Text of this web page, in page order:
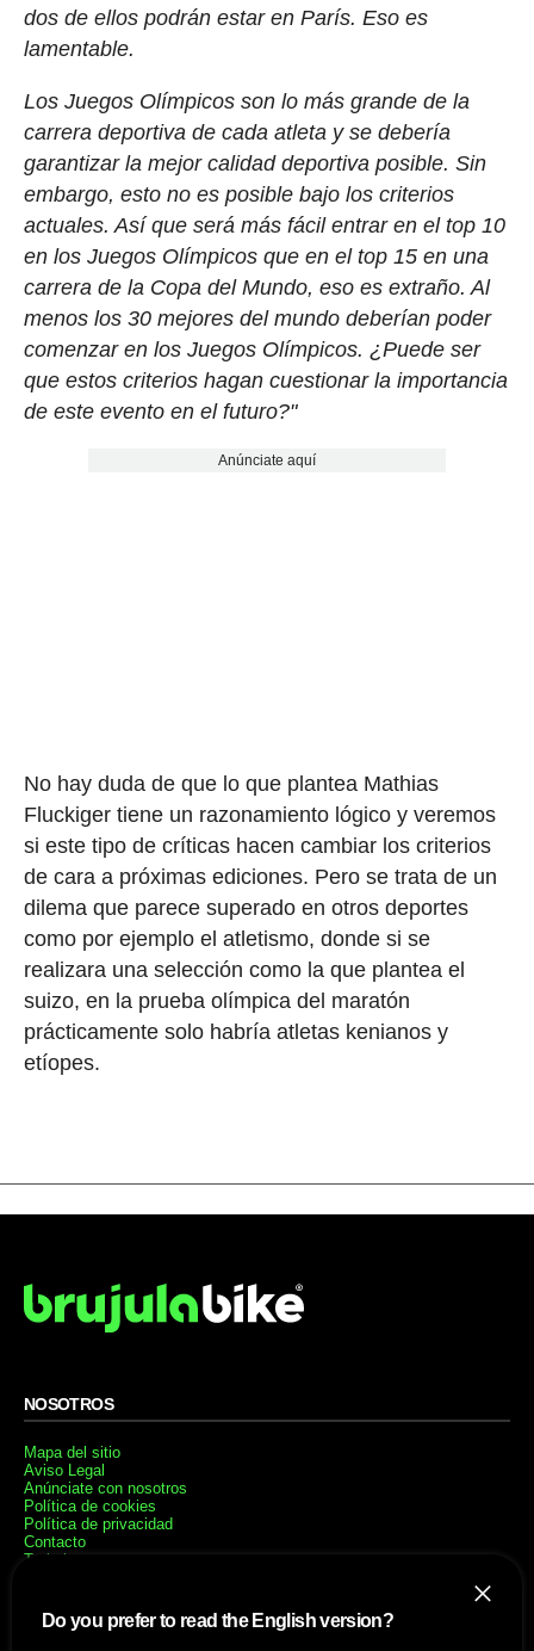
dos de ellos podrán estar en París. Eso es
lamentable.
Los Juegos Olímpicos son lo más grande de la
carrera deportiva de cada atleta y se debería
garantizar la mejor calidad deportiva posible. Sin
embargo, esto no es posible bajo los criterios
actuales. Así que será más fácil entrar en el top 10
en los Juegos Olímpicos que en el top 15 en una
carrera de la Copa del Mundo, eso es extraño. Al
menos los 30 mejores del mundo deberían poder
comenzar en los Juegos Olímpicos. ¿Puede ser
que estos criterios hagan cuestionar la importancia
de este evento en el futuro?"
Anúnciate aquí
No hay duda de que lo que plantea Mathias
Fluckiger tiene un razonamiento lógico y veremos
si este tipo de críticas hacen cambiar los criterios
de cara a próximas ediciones. Pero se trata de un
dilema que parece superado en otros deportes
como por ejemplo el atletismo, donde si se
realizara una selección como la que plantea el
suizo, en la prueba olímpica del maratón
prácticamente solo habría atletas kenianos y
etíopes.
NOSOTROS
Mapa del sitio
Aviso Legal
Anúnciate con nosotros
Política de cookies
Política de privacidad
Contacto
Trabaja con nosotros
WEBS AMIGAS
Do you prefer to read the English version?